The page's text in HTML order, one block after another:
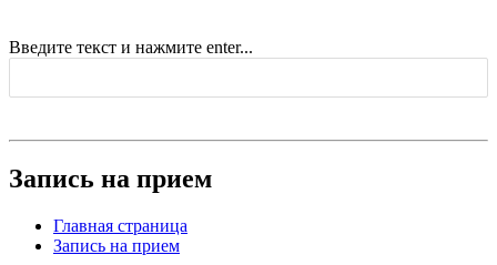
Введите текст и нажмите enter...
Запись на прием
Главная страница
Запись на прием